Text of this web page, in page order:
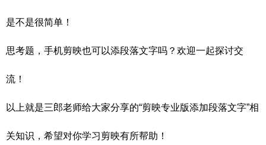
是不是很简单！
思考题，手机剪映也可以添段落文字吗？欢迎一起探讨交
流！
以上就是三郎老师给大家分享的“剪映专业版添加段落文字”相
关知识，希望对你学习剪映有所帮助！